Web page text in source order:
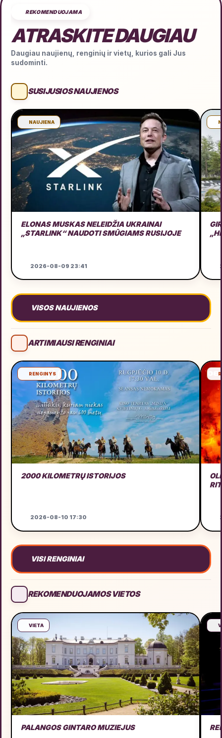
REKOMENDUOJAMA
ATRASKITE DAUGIAU
Daugiau naujienų, renginių ir vietų, kurios gali Jus
sudominti.
SUSIJUSIOS NAUJIENOS
NAUJIENA
ELONAS MUSKAS NELEIDŽIA UKRAINAI
„STARLINK“ NAUDOTI SMŪGIAMS RUSIJOJE
2026-08-09 23:41
VISOS NAUJIENOS
ARTIMIAUSI RENGINIAI
RENGINYS
2000 KILOMETRŲ ISTORIJOS
2026-08-10 17:30
VISI RENGINIAI
REKOMENDUOJAMOS VIETOS
VIETA
PALANGOS GINTARO MUZIEJUS